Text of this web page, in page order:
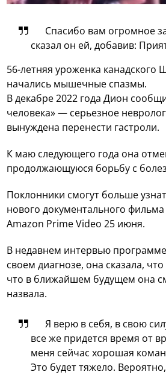
Спасибо вам огромное
сказал он ей, добавив:
56-летняя уроженка канадского
начались мышечные спазмы.
В декабре 2022 года Дион
человека» — серьезное
вынуждена перенести гастроли.
К маю следующего года она
продолжающуюся борьбу с
Поклонники смогут больше
нового документального
Amazon Prime Video 25 июня.
В недавнем интервью
своем диагнозе, она сказала,
что в ближайшем будущем она
назвала.
Я верю в себя, в свою
все же придется время от
меня сейчас хорошая
Это будет тяжело.